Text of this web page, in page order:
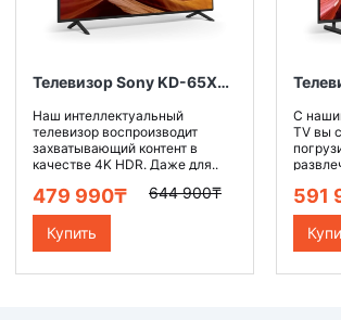
Телевизор Sony KD-65X75WL
Наш интеллектуальный
телевизор воспроизводит
захватывающий контент в
качестве 4K HDR. Даже для..
479 990₸ 644 900₸
Купить
С
TV вы
591